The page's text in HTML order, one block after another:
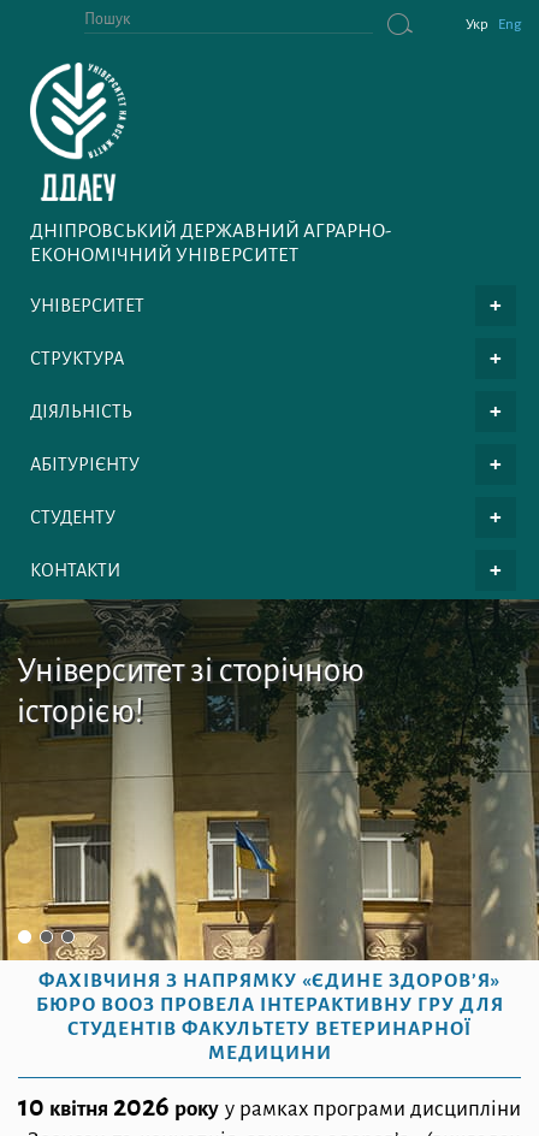
Укр Eng
ДНІПРОВСЬКИЙ ДЕРЖАВНИЙ АГРАРНО-
ЕКОНОМІЧНИЙ УНІВЕРСИТЕТ
УНІВЕРСИТЕТ
СТРУКТУРА
ДІЯЛЬНІСТЬ
АБІТУРІЄНТУ
СТУДЕНТУ
КОНТАКТИ
Університет зі сторічною
історією!
ФАХІВЧИНЯ З НАПРЯМКУ «ЄДИНЕ ЗДОРОВ’Я»
БЮРО ВООЗ ПРОВЕЛА ІНТЕРАКТИВНУ ГРУ ДЛЯ
СТУДЕНТІВ ФАКУЛЬТЕТУ ВЕТЕРИНАРНОЇ
МЕДИЦИНИ
10 квітня 2026 року у рамках програми дисципліни